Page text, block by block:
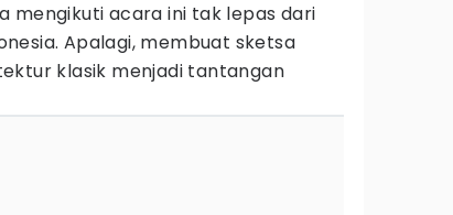
mengikuti acara ini tak lepas dari
Apalagi, membuat sketsa
klasik menjadi tantangan